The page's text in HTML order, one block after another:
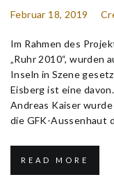
Februar 18, 2019
Im Rahmen des
„Ruhr 2010“, wurden
Inseln in Szene
Eisberg ist eine
Andreas Kaiser
die GFK-Aussenhaut
READ MORE